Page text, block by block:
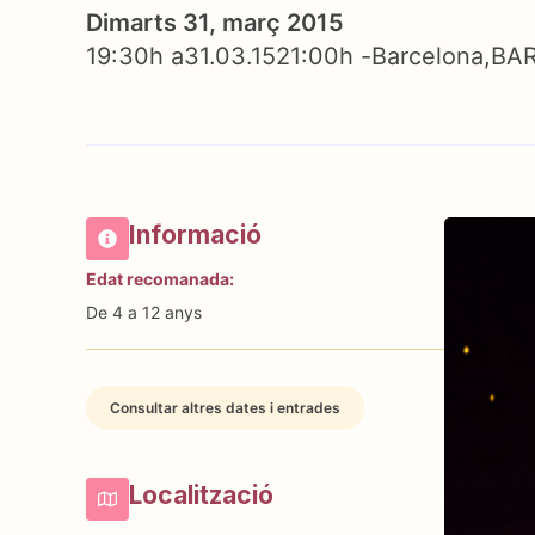
Dimarts 31, març 2015
19:30h a31.03.1521:00h -Barcelona
Informació
Edat recomanada:
De 4 a 12 anys
Consultar altres dates i entrades
Localització